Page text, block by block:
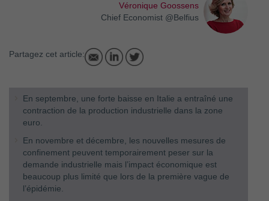
Véronique Goossens
Chief Economist @Belfius
Partagez cet article:
En septembre, une forte baisse en Italie a entraîné une
contraction de la production industrielle dans la zone
euro.
En novembre et décembre, les nouvelles mesures de
confinement peuvent temporairement peser sur la
demande industrielle mais l’impact économique est
beaucoup plus limité que lors de la première vague de
l’épidémie.